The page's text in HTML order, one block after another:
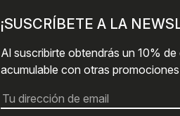
¡SUSCRÍBETE A LA
Al suscribirte obtendrás un 10%
acumulable con otras promociones